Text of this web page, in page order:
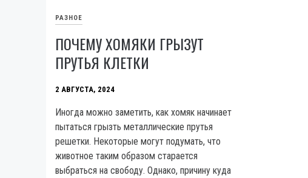
РАЗНОЕ
ПОЧЕМУ ХОМЯКИ ГРЫЗУТ
ПРУТЬЯ КЛЕТКИ
2 АВГУСТА, 2024
Иногда можно заметить, как хомяк начинает
пытаться грызть металлические прутья
решетки. Некоторые могут подумать, что
животное таким образом старается
выбраться на свободу. Однако, причину куда